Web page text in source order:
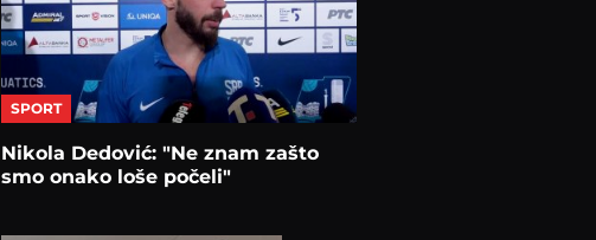
SPORT
Nikola Dedović: "Ne znam zašto
smo onako loše počeli"